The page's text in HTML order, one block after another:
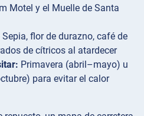
Motel y el Muelle de Santa
Sepia, flor de durazno, café de
de cítricos al atardecer
Primavera (abril–mayo) u
para evitar el calor